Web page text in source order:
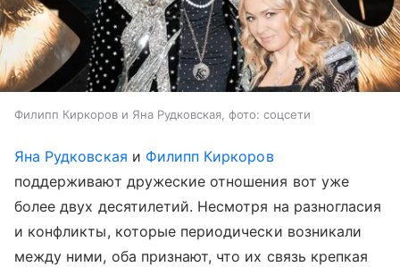
Филипп Киркоров и Яна Рудковская, фото: соцсети
Яна Рудковская и Филипп Киркоров
поддерживают дружеские отношения вот уже
более двух десятилетий. Несмотря на разногласия
и конфликты, которые периодически возникали
между ними, оба признают, что их связь крепкая